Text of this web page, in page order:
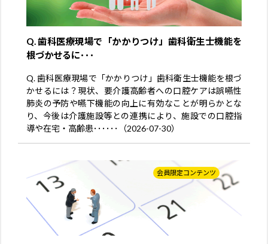
Q. 歯科医療現場で「かかりつけ」歯科衛生士機能を
根づかせるに･･･
Q. 歯科医療現場で「かかりつけ」歯科衛生士機能を根づ
かせるには？現状、要介護高齢者への口腔ケアは誤嚥性
肺炎の予防や嚥下機能の向上に有効なことが明らかとな
り、今後は介護施設等との連携により、施設での口腔指
導や在宅・高齢患･･････（2026-07-30）
会員限定コンテンツ